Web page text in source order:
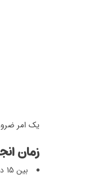
یک امر
زمان
بین 15 دقیقه تا 4 ساعت (اکثرا زیر یک ساعت تحویل داده می‌شود)